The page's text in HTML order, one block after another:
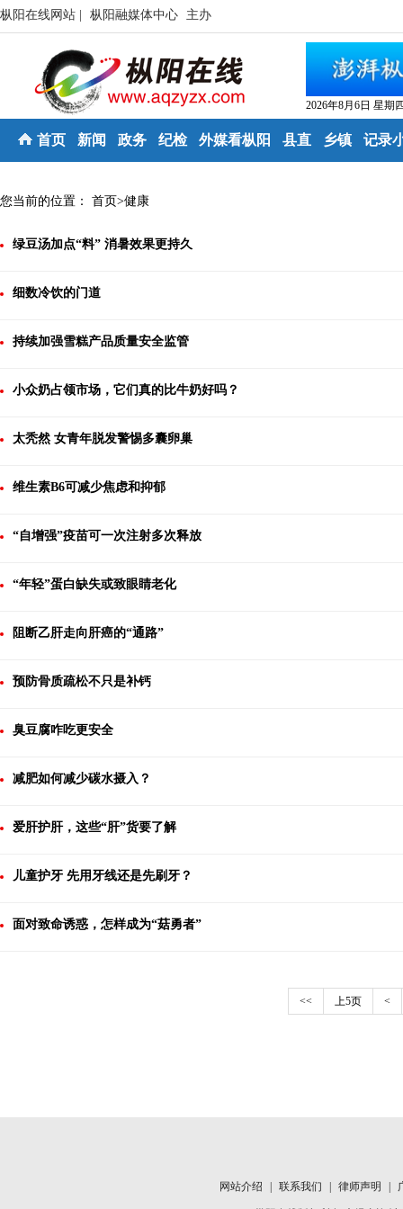
枞阳在线网站 | 枞阳融媒体中心 主办
2026年8月6日 星期
首页 新闻 政务 纪检 外媒看枞阳 县直 乡镇 记录
您当前的位置： 首页>健康
绿豆汤加点“料” 消暑效果更持久
细数冷饮的门道
持续加强雪糕产品质量安全监管
小众奶占领市场，它们真的比牛奶好吗？
太秃然 女青年脱发警惕多囊卵巢
维生素B6可减少焦虑和抑郁
“自增强”疫苗可一次注射多次释放
“年轻”蛋白缺失或致眼睛老化
阻断乙肝走向肝癌的“通路”
预防骨质疏松不只是补钙
臭豆腐咋吃更安全
减肥如何减少碳水摄入？
爱肝护肝，这些“肝”货要了解
儿童护牙 先用牙线还是先刷牙？
面对致命诱惑，怎样成为“菇勇者”
<< 上5页 <
网站介绍 联系我们 律师声明